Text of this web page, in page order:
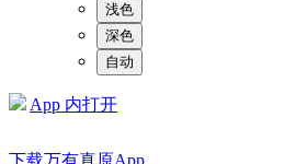
浅色
深色
自动
App 内打开
下载万有真原App